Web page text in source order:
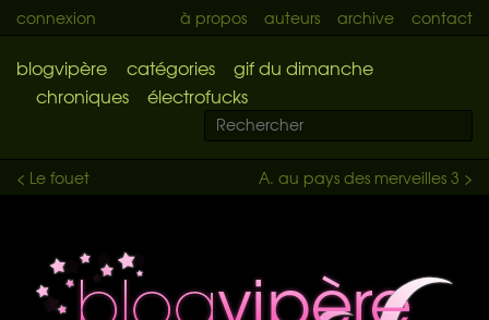
connexion à propos auteurs archive contact
blogvipère catégories
gif du dimanche
chroniques
électrofucks
A. au pays des merveilles 3 >
< Le fouet